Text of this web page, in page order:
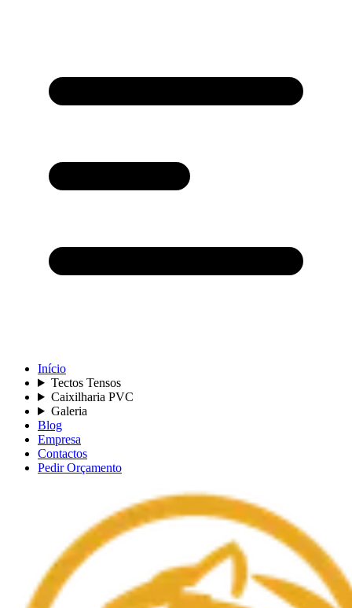
Início
Tectos Tensos
Caixilharia PVC
Galeria
Blog
Empresa
Contactos
Pedir Orçamento